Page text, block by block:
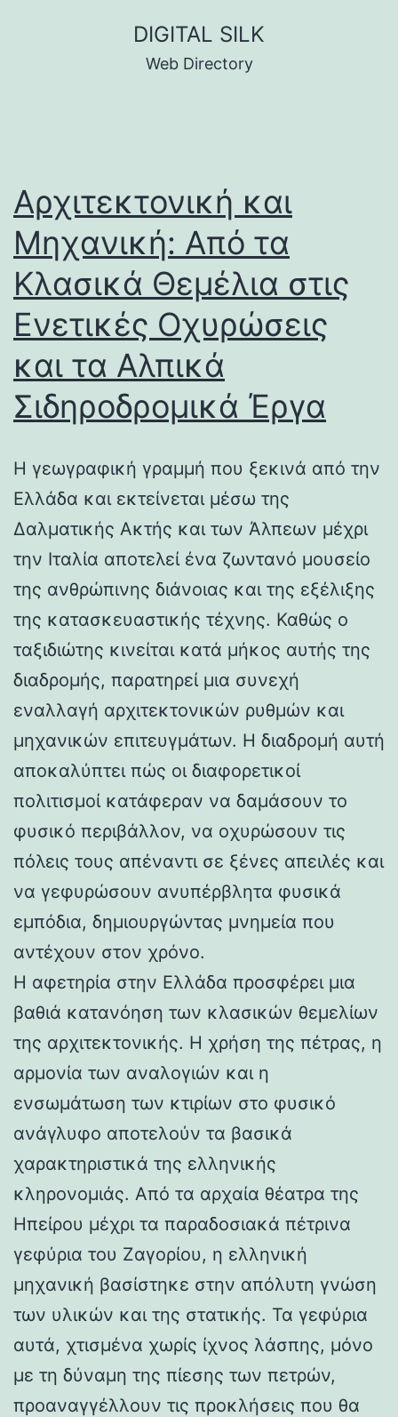
DIGITAL SILK
Web Directory
Αρχιτεκτονική και
Μηχανική: Από τα
Κλασικά Θεμέλια στις
Ενετικές Οχυρώσεις
και τα Αλπικά
Σιδηροδρομικά Έργα
Η γεωγραφική γραμμή που ξεκινά από την
Ελλάδα και εκτείνεται μέσω της
Δαλματικής Ακτής και των Άλπεων μέχρι
την Ιταλία αποτελεί ένα ζωντανό μουσείο
της ανθρώπινης διάνοιας και της εξέλιξης
της κατασκευαστικής τέχνης. Καθώς ο
ταξιδιώτης κινείται κατά μήκος αυτής της
διαδρομής, παρατηρεί μια συνεχή
εναλλαγή αρχιτεκτονικών ρυθμών και
μηχανικών επιτευγμάτων. Η διαδρομή αυτή
αποκαλύπτει πώς οι διαφορετικοί
πολιτισμοί κατάφεραν να δαμάσουν το
φυσικό περιβάλλον, να οχυρώσουν τις
πόλεις τους απέναντι σε ξένες απειλές και
να γεφυρώσουν ανυπέρβλητα φυσικά
εμπόδια, δημιουργώντας μνημεία που
αντέχουν στον χρόνο.
Η αφετηρία στην Ελλάδα προσφέρει μια
βαθιά κατανόηση των κλασικών θεμελίων
της αρχιτεκτονικής. Η χρήση της πέτρας, η
αρμονία των αναλογιών και η
ενσωμάτωση των κτιρίων στο φυσικό
ανάγλυφο αποτελούν τα βασικά
χαρακτηριστικά της ελληνικής
κληρονομιάς. Από τα αρχαία θέατρα της
Ηπείρου μέχρι τα παραδοσιακά πέτρινα
γεφύρια του Ζαγορίου, η ελληνική
μηχανική βασίστηκε στην απόλυτη γνώση
των υλικών και της στατικής. Τα γεφύρια
αυτά, χτισμένα χωρίς ίχνος λάσπης, μόνο
με τη δύναμη της πίεσης των πετρών,
προαναγγέλλουν τις προκλήσεις που θα